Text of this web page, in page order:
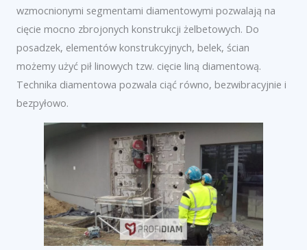
wzmocnionymi segmentami diamentowymi pozwalają na
cięcie mocno zbrojonych konstrukcji żelbetowych. Do
posadzek, elementów konstrukcyjnych, belek, ścian
możemy użyć pił linowych tzw. cięcie liną diamentową.
Technika diamentowa pozwala ciąć równo, bezwibracyjnie i
bezpyłowo.